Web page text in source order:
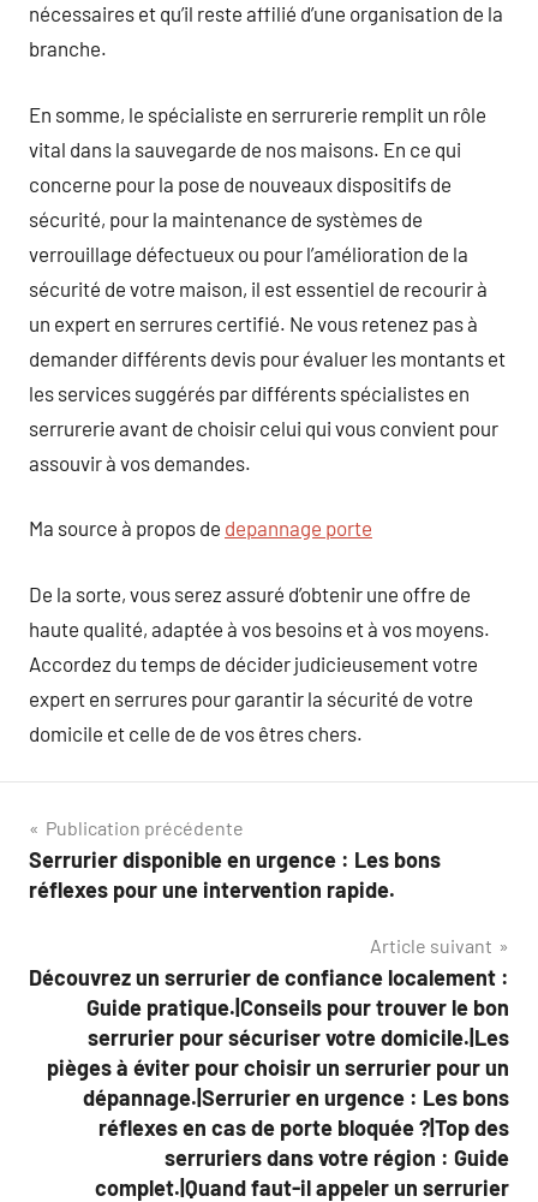
nécessaires et qu’il reste affilié d’une organisation de la
branche.
En somme, le spécialiste en serrurerie remplit un rôle
vital dans la sauvegarde de nos maisons. En ce qui
concerne pour la pose de nouveaux dispositifs de
sécurité, pour la maintenance de systèmes de
verrouillage défectueux ou pour l’amélioration de la
sécurité de votre maison, il est essentiel de recourir à
un expert en serrures certifié. Ne vous retenez pas à
demander différents devis pour évaluer les montants et
les services suggérés par différents spécialistes en
serrurerie avant de choisir celui qui vous convient pour
assouvir à vos demandes.
Ma source à propos de depannage porte
De la sorte, vous serez assuré d’obtenir une offre de
haute qualité, adaptée à vos besoins et à vos moyens.
Accordez du temps de décider judicieusement votre
expert en serrures pour garantir la sécurité de votre
domicile et celle de de vos êtres chers.
Navigation
de
Publication précédente
Serrurier disponible en urgence : Les bons
réflexes pour une intervention rapide.
Article suivant
Découvrez un serrurier de confiance localement :
Guide pratique.|Conseils pour trouver le bon
serrurier pour sécuriser votre domicile.|Les
pièges à éviter pour choisir un serrurier pour un
dépannage.|Serrurier en urgence : Les bons
réflexes en cas de porte bloquée ?|Top des
serruriers dans votre région : Guide
complet.|Quand faut-il appeler un serrurier